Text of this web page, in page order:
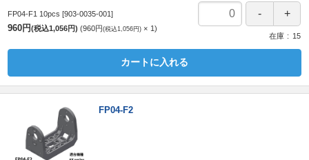
FP04-F1 10pcs [903-0035-001]
960円(税込1,056円) 960円(税込1,056円)
1
在庫
15
カートに入れる
FP04-F2